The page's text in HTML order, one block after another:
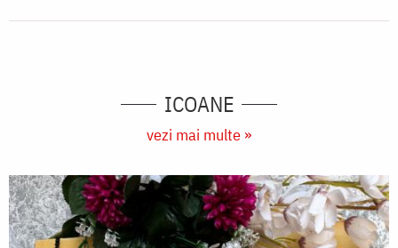
ICOANE
vezi mai multe »